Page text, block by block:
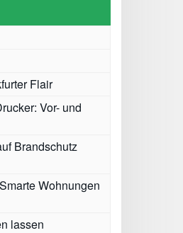
Flair
Vor- und
Brandschutz
Wohnungen
lassen